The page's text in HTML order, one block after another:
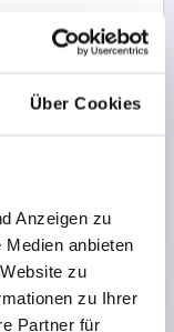
Über Cookies
Anzeigen zu
anbieten
zu
zu Ihrer
Partner für
HÖHE=22